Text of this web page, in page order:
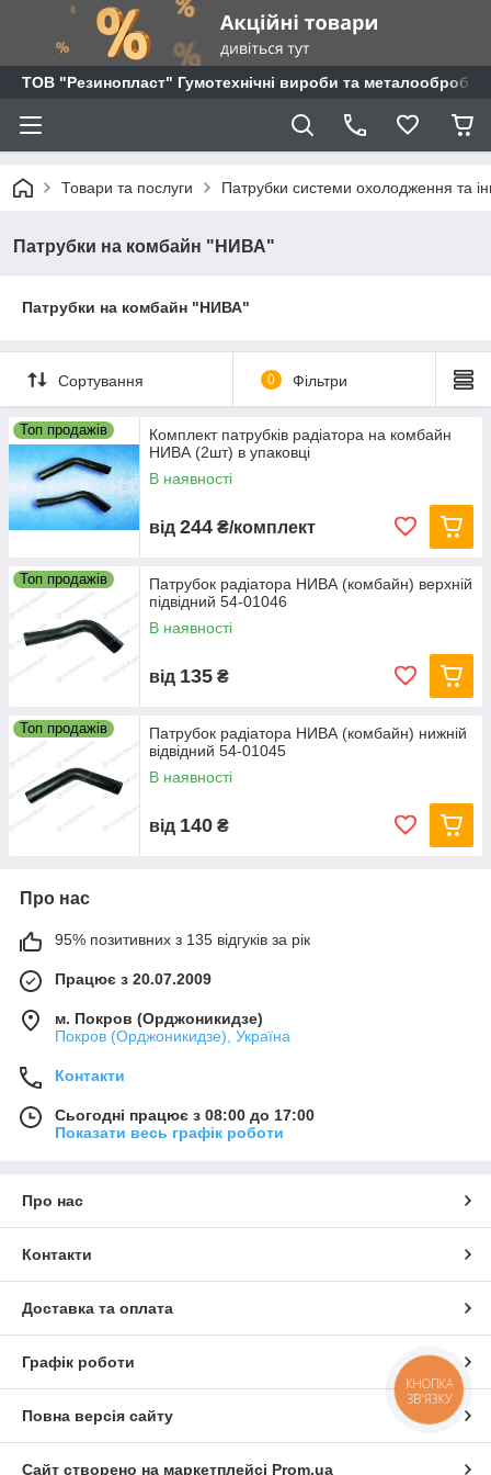
ТОВ "Резинопласт" Гумотехнічні вироби та металообробка
Товари та послуги Патрубки системи охолодження та
Патрубки на комбайн "НИВА"
Патрубки на комбайн "НИВА"
Сортування 0 Фільтри
Топ продажів
Комплект патрубків радіатора на комбайн
НИВА (2шт) в упаковці
В наявності
від 244 ₴/комплект
Топ продажів
Патрубок радіатора НИВА (комбайн) верхній
підвідний 54-01046
В наявності
від 135 ₴
Топ продажів
Патрубок радіатора НИВА (комбайн) нижній
відвідний 54-01045
В наявності
від 140 ₴
Про нас
95% позитивних з 135 відгуків за рік
Працює з 20.07.2009
м. Покров (Орджоникидзе)
Покров (Орджоникидзе), Україна
Контакти
Сьогодні працює з 08:00 до 17:00
Показати весь графік роботи
Про нас
Контакти
Доставка та оплата
Графік роботи
Повна версія сайту
Сайт створено на маркетплейсі Prom.ua
КНОПКА
ЗВ'ЯЗКУ